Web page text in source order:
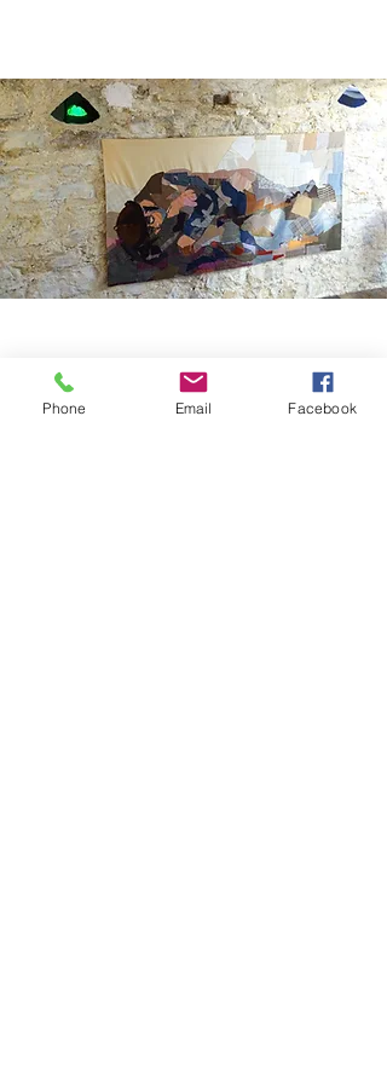
Phone Email Facebook